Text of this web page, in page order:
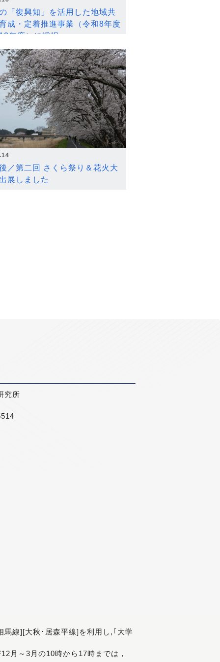
「復興知」を活用した地域共
成・定着推進事業（令和8年度
年度）に採択
／第二回 さくら祭り＆花火大
展しました
究所
線][大秋･居森平線]を利用し,｢大学
月～3月の10時から17時までは，